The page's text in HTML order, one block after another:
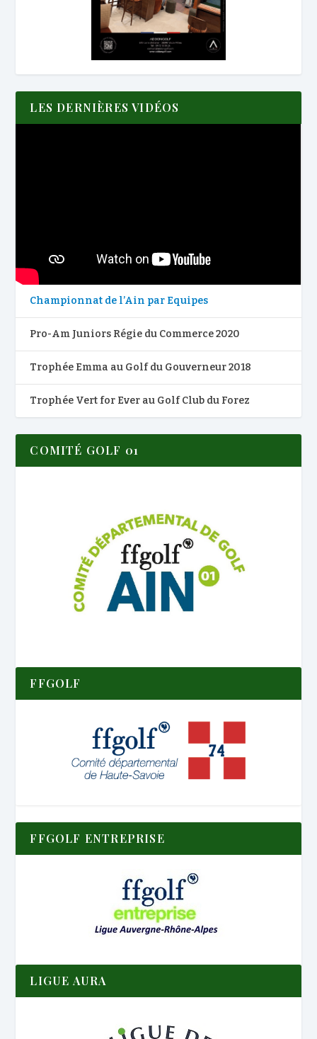
LES DERNIÈRES VIDÉOS
Championnat de l’Ain par Equipes
Pro-Am Juniors Régie du Commerce 2020
Trophée Emma au Golf du Gouverneur 2018
Trophée Vert for Ever au Golf Club du Forez
COMITÉ GOLF 01
FFGOLF
FFGOLF ENTREPRISE
LIGUE AURA